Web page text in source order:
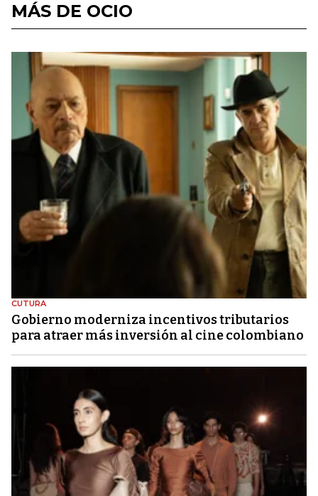
MÁS DE OCIO
CUTURA
Gobierno moderniza incentivos tributarios
para atraer más inversión al cine colombiano